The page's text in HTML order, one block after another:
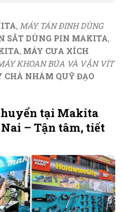
, MÁY TÁN ĐINH DÙNG
SẮT DÙNG PIN MAKITA,
, MÁY CƯA XÍCH
KHOAN BÚA VÀ VẶN VÍT
CHÀ NHÁM QUỸ ĐẠO
tại Makita
– Tận tâm, tiết